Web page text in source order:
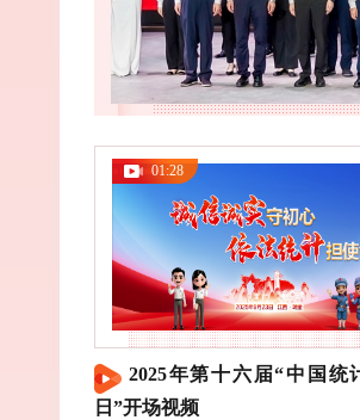
01:28
2025年第十六届“中国统
日”开场视频